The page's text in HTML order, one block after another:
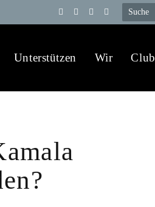
Telegram
YouTube
X
WhatsApp
Unterstützen Wir Club